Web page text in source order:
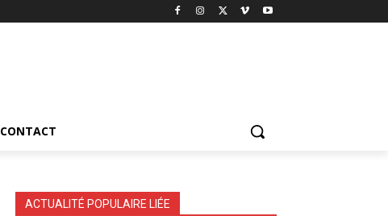
CONTACT
ACTUALITÉ POPULAIRE LIÉE